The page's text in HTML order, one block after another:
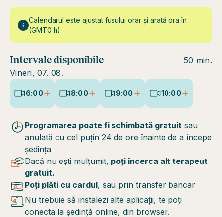
Calendarul este ajustat fusului orar și arată ora în
(GMT0 h)
Intervale disponibile
Vineri, 07. 08.
50 min.
6:00 8:00 9:00 10:00
Programarea poate fi schimbată gratuit sau
anulată cu cel puțin 24 de ore înainte de a începe
ședința
Dacă nu ești mulțumit, poți încerca alt terapeut
gratuit.
Poți plăti cu cardul, sau prin transfer bancar
Nu trebuie să instalezi alte aplicații, te poți
conecta la ședință online, din browser.